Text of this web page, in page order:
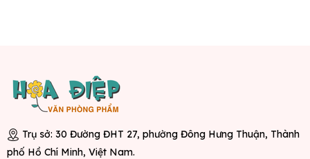
Trụ sở: 30 Đường ĐHT 27, phường Đông Hưng Thuận, Thành
phố Hồ Chí Minh, Việt Nam.